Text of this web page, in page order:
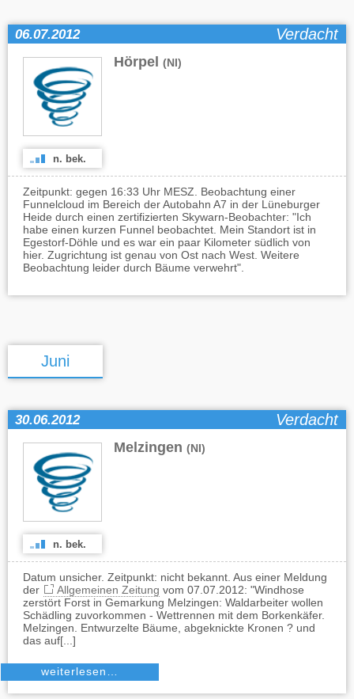
06.07.2012 Verdacht
Hörpel (NI)
n. bek.
Zeitpunkt: gegen 16:33 Uhr MESZ. Beobachtung einer
Funnelcloud im Bereich der Autobahn A7 in der Lüneburger
Heide durch einen zertifizierten Skywarn-Beobachter: "Ich
habe einen kurzen Funnel beobachtet. Mein Standort ist in
Egestorf-Döhle und es war ein paar Kilometer südlich von
hier. Zugrichtung ist genau von Ost nach West. Weitere
Beobachtung leider durch Bäume verwehrt".
Juni
30.06.2012 Verdacht
Melzingen (NI)
n. bek.
Datum unsicher. Zeitpunkt: nicht bekannt. Aus einer Meldung
der
Allgemeinen Zeitung vom 07.07.2012: "Windhose
zerstört Forst in Gemarkung Melzingen: Waldarbeiter wollen
Schädling zuvorkommen - Wettrennen mit dem Borkenkäfer.
Melzingen. Entwurzelte Bäume, abgeknickte Kronen ? und
das auf[...]
weiterlesen…